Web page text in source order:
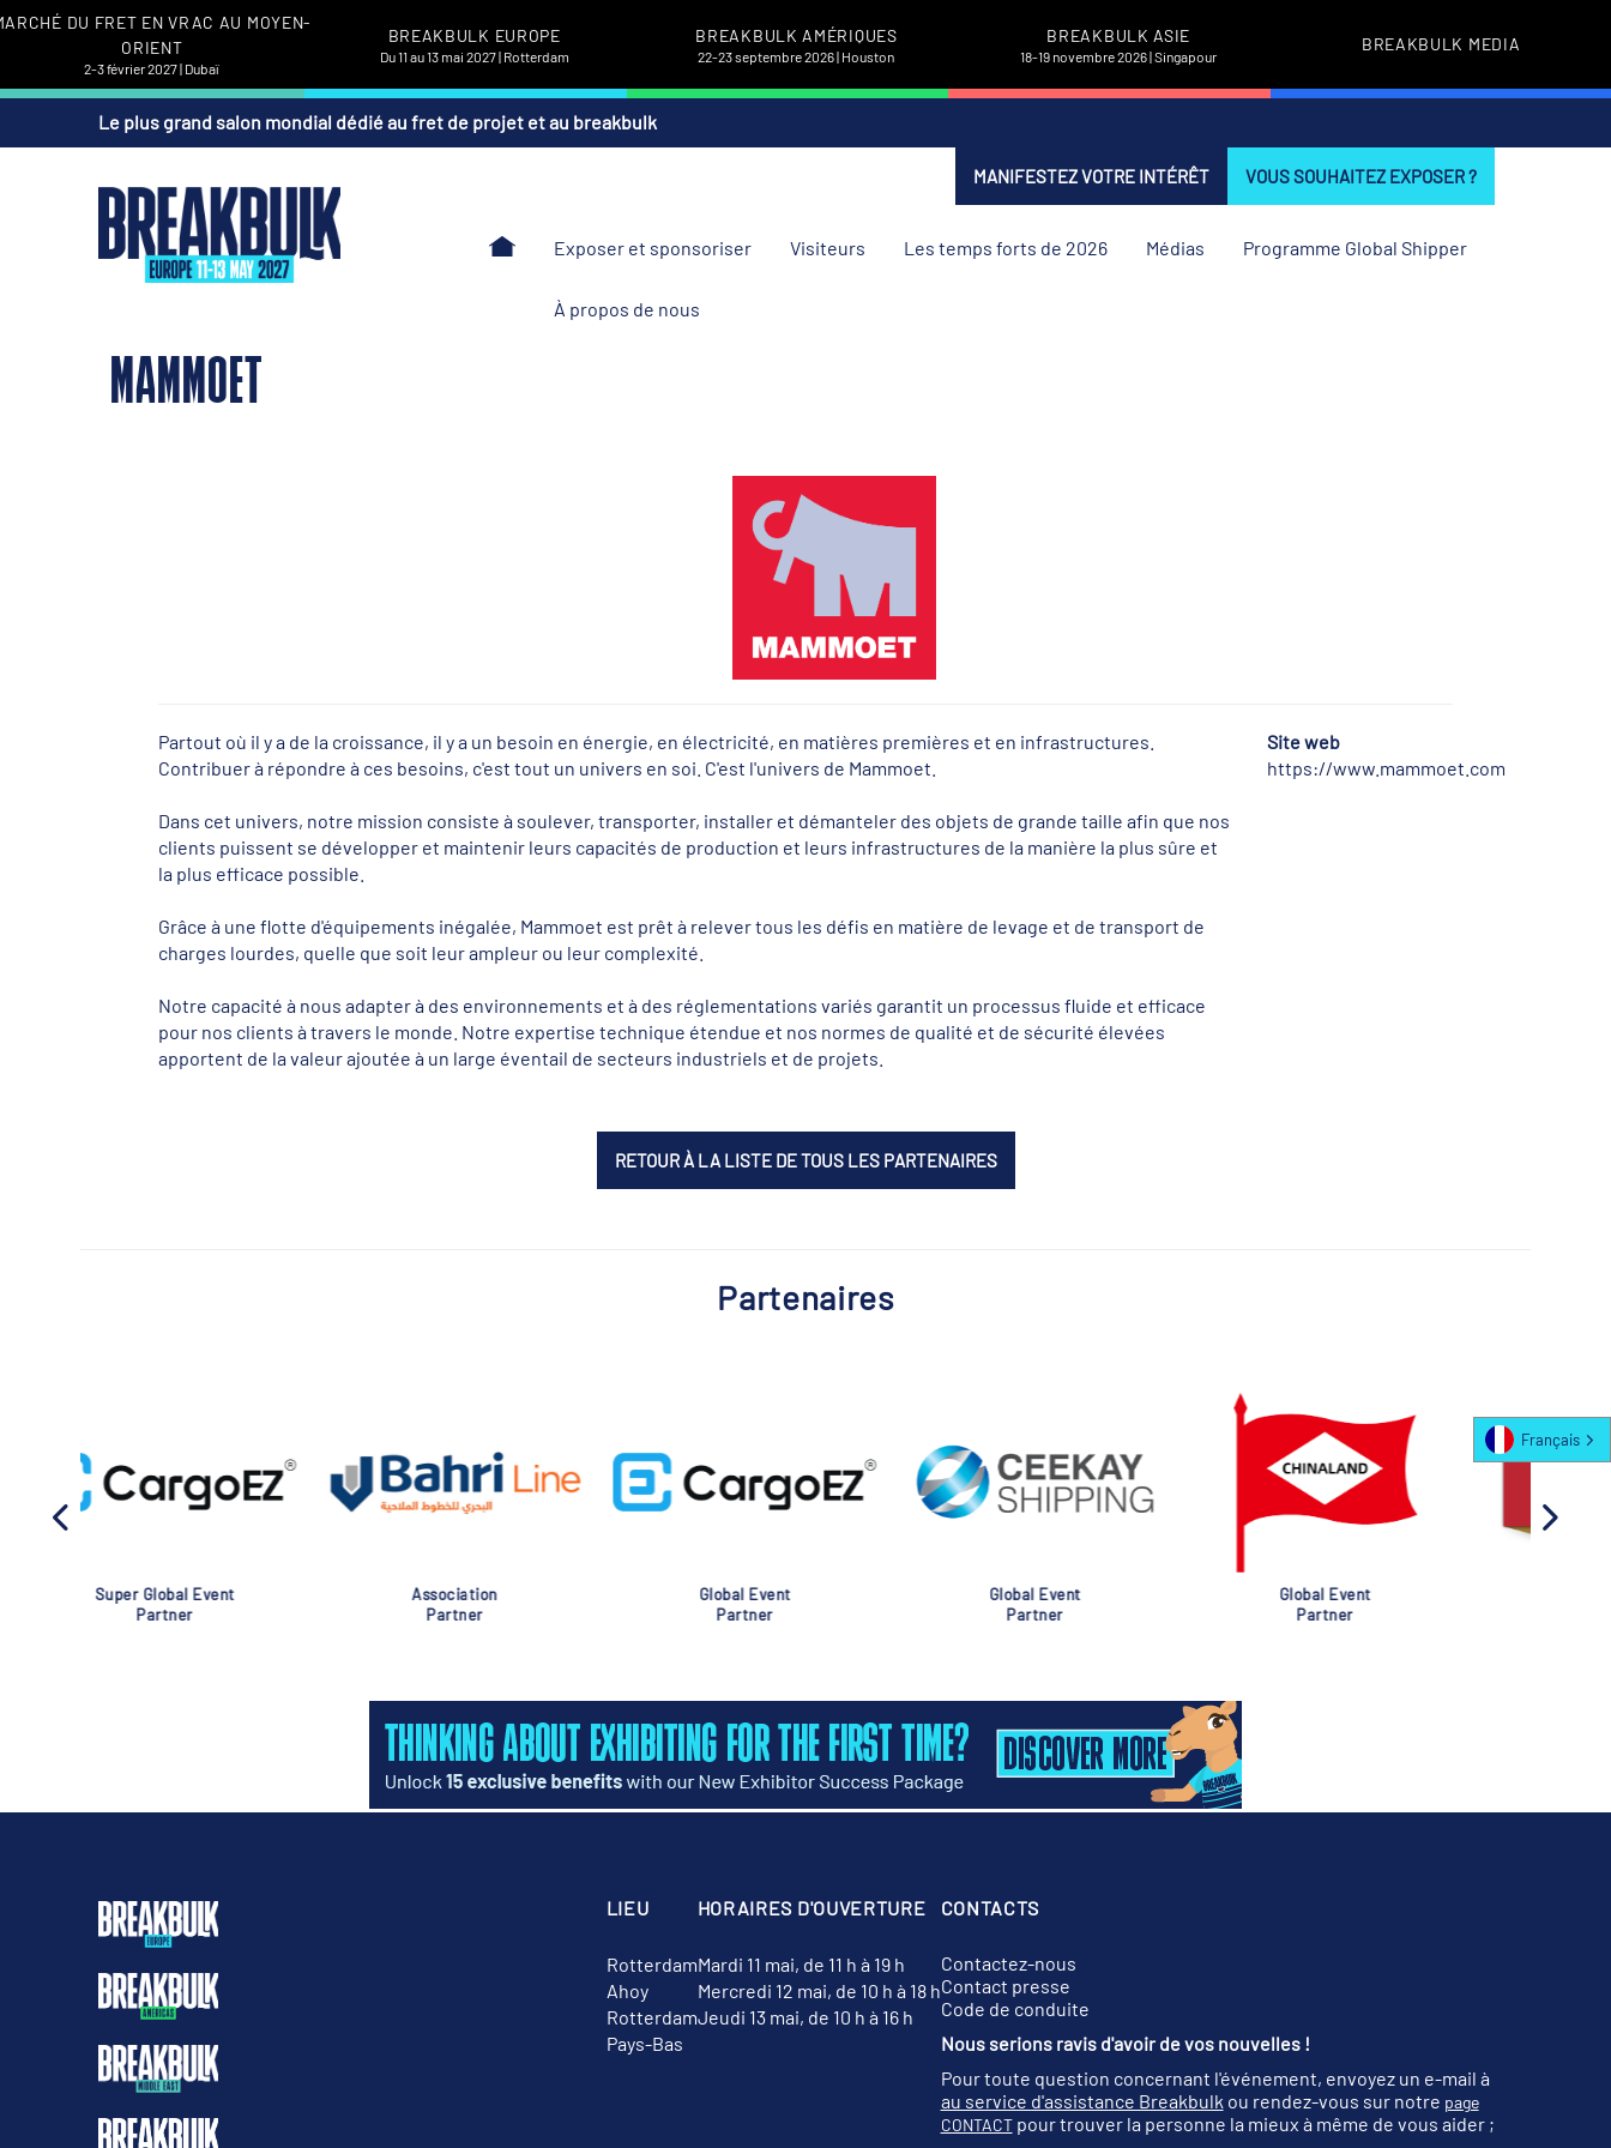
DU FRET EN VRAC AU MOYEN-
ORIENT
2-3 février 2027 | Dubaï
BREAKBULK EUROPE
Du 11 au 13 mai 2027 | Rotterdam
BREAKBULK AMÉRIQUES
22-23 septembre 2026 | Houston
BREAKBULK ASIE
18-19 novembre 2026 | Singapour
BREAKBULK MEDIA
Le plus grand salon mondial dédié au fret de projet et au breakbulk
MANIFESTEZ VOTRE INTÉRÊT VOUS SOUHAITEZ EXPOSER ?
Exposer et sponsoriser Visiteurs Les temps forts de 2026 Médias Programme Global Shipper
À propos de nous
MAMMOET
Partout où il y a de la croissance, il y a un besoin en énergie, en électricité, en matières premières et en infrastructures.
Contribuer à répondre à ces besoins, c'est tout un univers en soi. C'est l'univers de Mammoet.
Dans cet univers, notre mission consiste à soulever, transporter, installer et démanteler des objets de grande taille afin que nos
clients puissent se développer et maintenir leurs capacités de production et leurs infrastructures de la manière la plus sûre et
la plus efficace possible.
Grâce à une flotte d'équipements inégalée, Mammoet est prêt à relever tous les défis en matière de levage et de transport de
charges lourdes, quelle que soit leur ampleur ou leur complexité.
Notre capacité à nous adapter à des environnements et à des réglementations variés garantit un processus fluide et efficace
pour nos clients à travers le monde. Notre expertise technique étendue et nos normes de qualité et de sécurité élevées
apportent de la valeur ajoutée à un large éventail de secteurs industriels et de projets.
Site web
https://www.mammoet.com
RETOUR À LA LISTE DE TOUS LES PARTENAIRES
Partenaires
Association
Partner
Global Event
Partner
Global Event
Partner
Global Event
Partner
Global Event
Partner
LIEU
Rotterdam
Ahoy
Rotterdam
Pays-Bas
HORAIRES D'OUVERTURE
Mardi 11 mai, de 11 h à 19 h
Mercredi 12 mai, de 10 h à 18 h
Jeudi 13 mai, de 10 h à 16 h
CONTACTS
Contactez-nous
Contact presse
Code de conduite
Nous serions ravis d'avoir de vos nouvelles !
Pour toute question concernant l'événement, envoyez un e-mail à
au service d'assistance Breakbulk ou rendez-vous sur notre page
CONTACTpour trouver la personne la mieux à même de vous aider ;
Français